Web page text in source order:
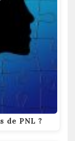
de PNL ?